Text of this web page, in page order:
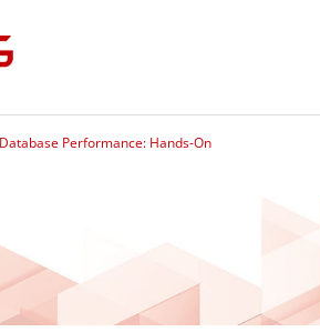
Database Performance: Hands-On